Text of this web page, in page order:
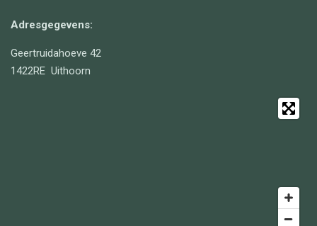
Adresgegevens:
Geertruidahoeve 42
1422RE Uithoorn